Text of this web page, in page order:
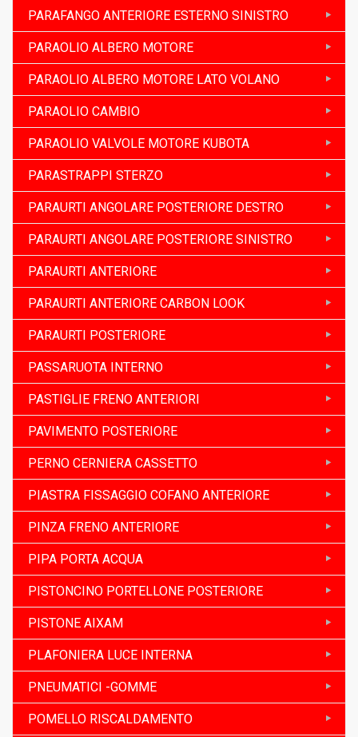
PARAFANGO ANTERIORE ESTERNO SINISTRO
PARAOLIO ALBERO MOTORE
PARAOLIO ALBERO MOTORE LATO VOLANO
PARAOLIO CAMBIO
PARAOLIO VALVOLE MOTORE KUBOTA
PARASTRAPPI STERZO
PARAURTI ANGOLARE POSTERIORE DESTRO
PARAURTI ANGOLARE POSTERIORE SINISTRO
PARAURTI ANTERIORE
PARAURTI ANTERIORE CARBON LOOK
PARAURTI POSTERIORE
PASSARUOTA INTERNO
PASTIGLIE FRENO ANTERIORI
PAVIMENTO POSTERIORE
PERNO CERNIERA CASSETTO
PIASTRA FISSAGGIO COFANO ANTERIORE
PINZA FRENO ANTERIORE
PIPA PORTA ACQUA
PISTONCINO PORTELLONE POSTERIORE
PISTONE AIXAM
PLAFONIERA LUCE INTERNA
PNEUMATICI -GOMME
POMELLO RISCALDAMENTO